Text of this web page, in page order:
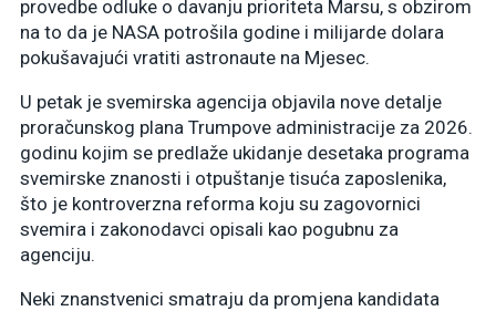
provedbe odluke o davanju prioriteta Marsu, s obzirom
na to da je NASA potrošila godine i milijarde dolara
pokušavajući vratiti astronaute na Mjesec.
U petak je svemirska agencija objavila nove detalje
proračunskog plana Trumpove administracije za 2026.
godinu kojim se predlaže ukidanje desetaka programa
svemirske znanosti i otpuštanje tisuća zaposlenika,
što je kontroverzna reforma koju su zagovornici
svemira i zakonodavci opisali kao pogubnu za
agenciju.
Neki znanstvenici smatraju da promjena kandidata